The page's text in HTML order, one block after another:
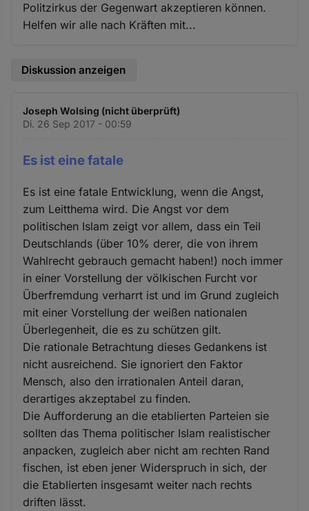
Politzirkus der Gegenwart akzeptieren können.
Helfen wir alle nach Kräften mit...
Diskussion anzeigen
Joseph Wolsing (nicht überprüft)
Di. 26 Sep 2017 - 00:59
Es ist eine fatale
Es ist eine fatale Entwicklung, wenn die Angst,
zum Leitthema wird. Die Angst vor dem
politischen Islam zeigt vor allem, dass ein Teil
Deutschlands (über 10% derer, die von ihrem
Wahlrecht gebrauch gemacht haben!) noch immer
in einer Vorstellung der völkischen Furcht vor
Überfremdung verharrt ist und im Grund zugleich
mit einer Vorstellung der weißen nationalen
Überlegenheit, die es zu schützen gilt.
Die rationale Betrachtung dieses Gedankens ist
nicht ausreichend. Sie ignoriert den Faktor
Mensch, also den irrationalen Anteil daran,
derartiges akzeptabel zu finden.
Die Aufforderung an die etablierten Parteien sie
sollten das Thema politischer Islam realistischer
anpacken, zugleich aber nicht am rechten Rand
fischen, ist eben jener Widerspruch in sich, der
die Etablierten insgesamt weiter nach rechts
driften lässt.